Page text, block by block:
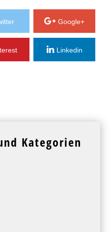
Google+
Linkedin
Kategorien